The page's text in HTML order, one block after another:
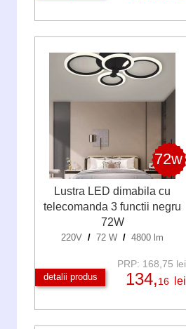
72w
Lustra LED dimabila cu
telecomanda 3 functii negru
72W
220V / 72 W / 4800 lm
detalii produs
PRP: 168,75 lei
134,16 lei